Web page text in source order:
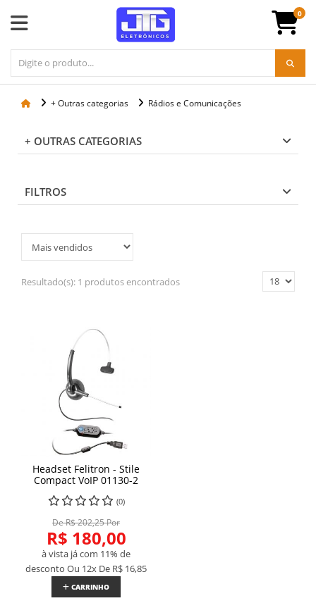
0
+ Outras categorias Rádios e Comunicações
+ OUTRAS CATEGORIAS
FILTROS
Resultado(s): 1 produtos encontrados
Headset Felitron - Stile
Compact VoIP 01130-2
(0)
De R$ 202,25 Por
R$ 180,00
à vista já com 11% de
desconto Ou 12x De R$ 16,85
CARRINHO